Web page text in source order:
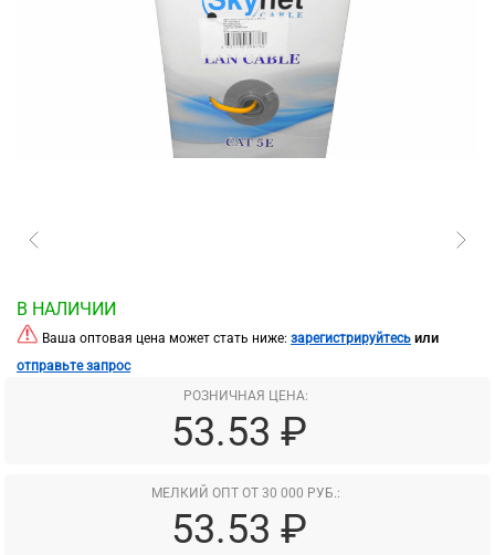
В НАЛИЧИИ
Ваша оптовая цена может стать ниже: зарегистрируйтесь или
отправьте запрос
РОЗНИЧНАЯ ЦЕНА:
53.53 ₽
МЕЛКИЙ ОПТ ОТ 30 000 РУБ.:
53.53 ₽